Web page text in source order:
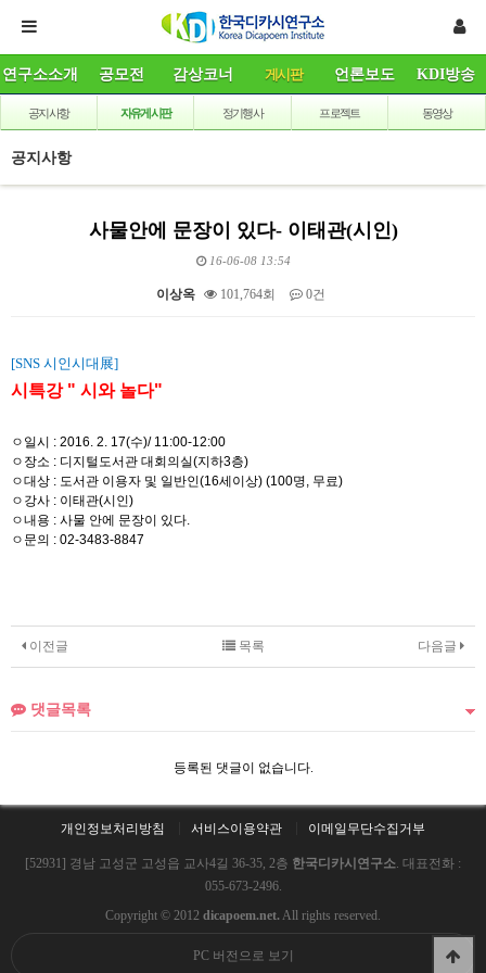
연구소소개 공모전 감상코너 게시판 언론보도 KDI방송
공지사항 자유게시판 정기행사 프로젝트 동영상
공지사항
사물안에 문장이 있다- 이태관(시인)
16-06-08 13:54
이상옥 101,764회 0건
[SNS 시인시대展]
시특강 " 시와 놀다"
ㅇ일시 : 2016. 2. 17(수)/ 11:00-12:00
ㅇ장소 : 디지털도서관 대회의실(지하3층)
ㅇ대상 : 도서관 이용자 및 일반인(16세이상) (100명, 무료)
ㅇ강사 : 이태관(시인)
ㅇ내용 : 사물 안에 문장이 있다.
ㅇ문의 : 02-3483-8847
이전글 다음글
목록
댓글목록
등록된 댓글이 없습니다.
개인정보처리방침 서비스이용약관 이메일무단수집거부
[52931] 경남 고성군 고성읍 교사4길 36-35, 2층 한국디카시연구소. 대표전화 :
055-673-2496.
Copyright © 2012 dicapoem.net. All rights reserved.
PC 버전으로 보기